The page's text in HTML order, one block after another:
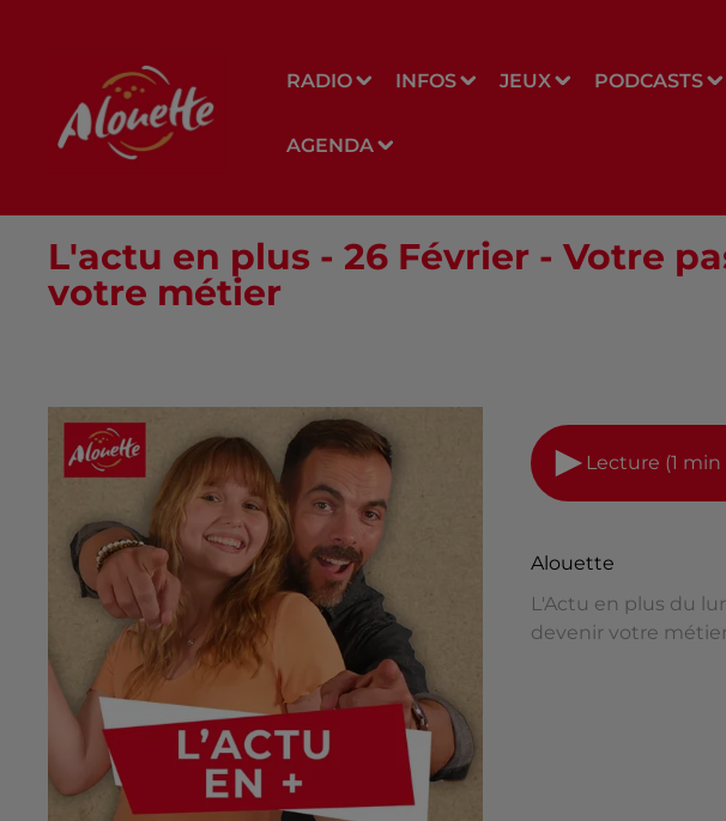
RADIO INFOS JEUX PODCASTS
AGENDA
L'actu en plus - 26 Février - Votre
votre métier
Lecture (1 min
Alouette
L'Actu en plus du
devenir votre métier